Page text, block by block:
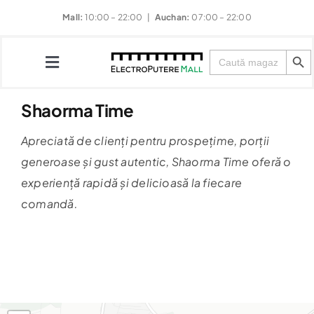
Mall: 10:00 – 22:00 | Auchan: 07:00 – 22:00
Toggle
Restaurante
Divertisment
Search
for:
Search Button
Shaorma Time
Apreciată de clienți pentru prospețime, porții
generoase și gust autentic, Shaorma Time oferă o
experiență rapidă și delicioasă la fiecare
comandă.